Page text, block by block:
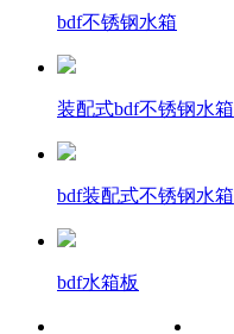
bdf不锈钢水箱
装配式bdf不锈钢水箱
bdf装配式不锈钢水箱
bdf水箱板